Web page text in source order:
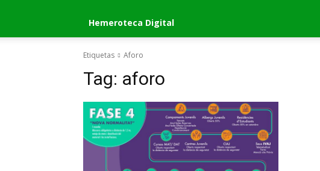
Hemeroteca Digital
Etiquetas Aforo
Tag: aforo